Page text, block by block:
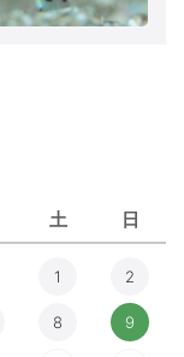
土 日
1 2
8 9